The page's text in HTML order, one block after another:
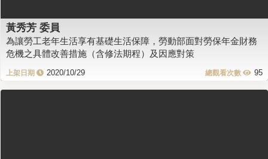
黃秀芳 委員
為讓勞工老年生活享有基礎生活保障，勞動部面對勞保年金財務
危機之具體改善措施（含修法期程）及因應對策
2020/10/29 95